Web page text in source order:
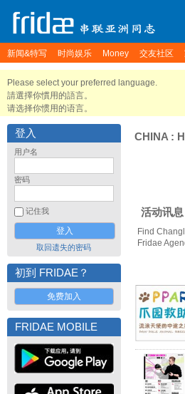
新闻&特写 时尚娱乐 Money 交友社区
Please select your preferred language.
請選擇你慣用的語言。
请选择你惯用的语言。
登入
用户名
密码
记住我
取回遗失的密码
初到 FRIDAE？
免费加入
FRIDAE MOBILE
CHINA :
活动讯息
Find
Fridae